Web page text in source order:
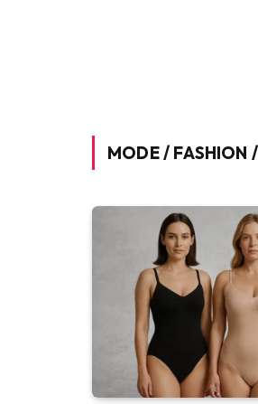
MODE / FASHION